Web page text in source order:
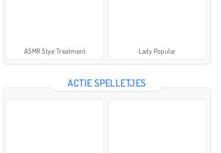
ASMR Stye Treatment Lady Popular
ACTIE SPELLETJES